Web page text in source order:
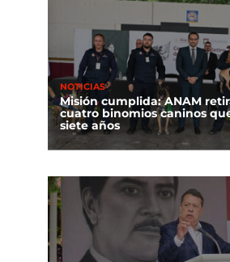
NOTICIAS
Misión cumplida: ANAM
cuatro binomios caninos
siete años